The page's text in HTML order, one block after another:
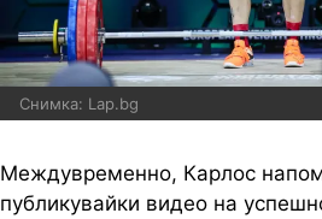
Снимка: Lap.bg
Междувременно, Карлос
публикувайки видео на